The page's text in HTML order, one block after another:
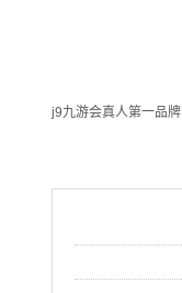
j9九游会真人第一品牌